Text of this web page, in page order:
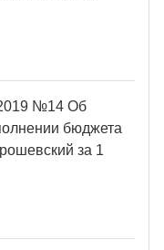
№14 Об
бюджета
за 1